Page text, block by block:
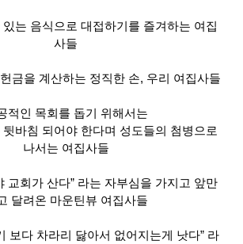
는 음식으로 대접하기를 즐겨하는 여집
사들
금을 계산하는 정직한 손, 우리 여집사들
적인 목회를 돕기 위해서는
바침 되어야 한다며 성도들의 첨병으로
나서는 여집사들
교회가 산다” 라는 자부심을 가지고 앞만
달려온 마운틴뷰 여집사들
보다 차라리 닳아서 없어지는게 낫다” 라